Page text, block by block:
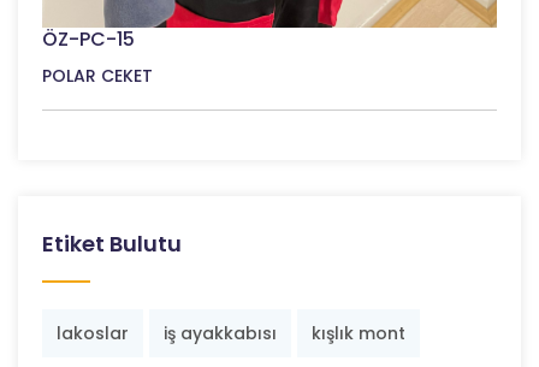
ÖZ-PC-15
POLAR CEKET
Etiket Bulutu
lakoslar iş ayakkabısı kışlık mont